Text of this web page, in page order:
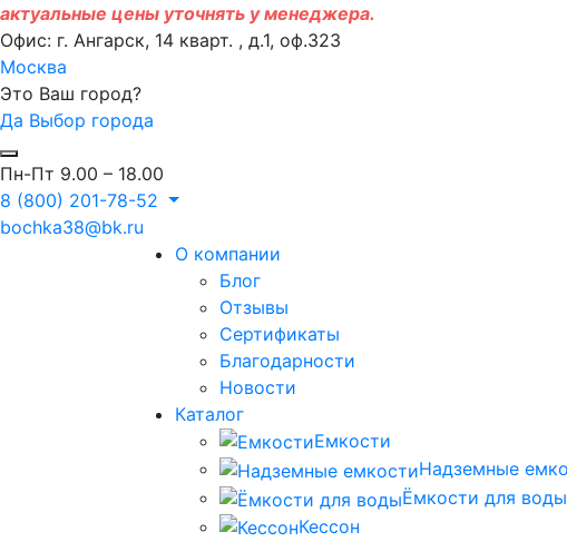
актуальные цены уточнять у менеджера.
Офис: г. Ангарск, 14 кварт. , д.1, оф.323
Москва
Это Ваш город?
Да Выбор города
Пн-Пт 9.00 – 18.00
8 (800) 201-78-52
bochka38@bk.ru
О компании
Блог
Отзывы
Сертификаты
Благодарности
Новости
Каталог
Емкости
Надземные
Ёмкости для воды
Кессон